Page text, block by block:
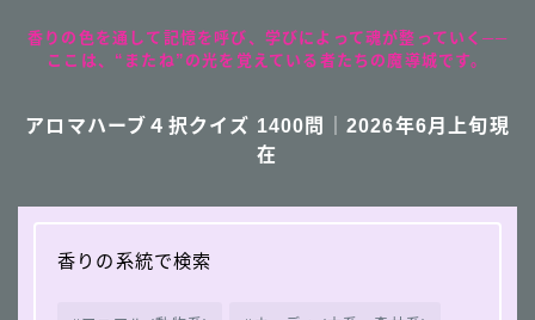
香りの色を通して記憶を呼び、学びによって魂が整っていく──
ここは、“またね”の光を覚えている者たちの魔導城です。
アロマハーブ４択クイズ 1400問｜2026年6月上旬現
在
香りの系統で検索